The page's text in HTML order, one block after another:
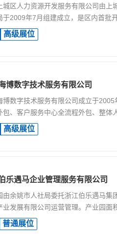
城区人力资源开发服务有限公司由上
于2009年7月组建成立，是区内首批
高级展位
博数字技术服务有限公司
博数字技术服务有限公司成立于
包、客户服务中心全流程外包、整体
高级展位
乐遇马企业管理服务有限公司
由余姚市人社局委托浙江伯乐遇马集
业发展有限公司运营管理。产业园面
普通展位